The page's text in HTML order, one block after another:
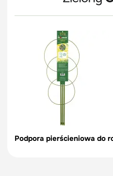
Podpora pierścieniowa do